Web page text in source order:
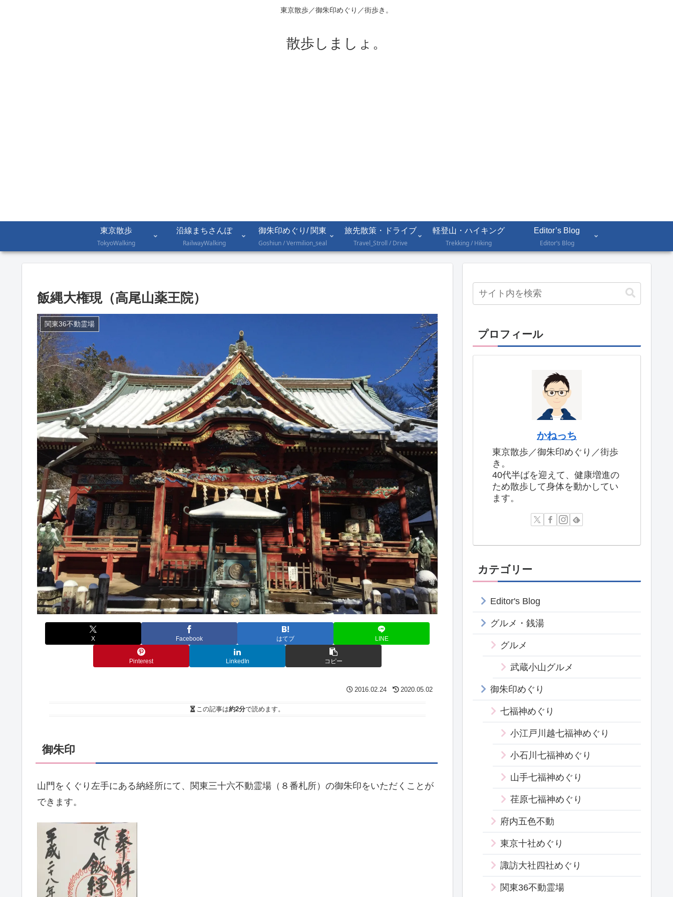
東京散歩／御朱印めぐり／街歩き。
散歩しましょ。
東京散歩
TokyoWalking
沿線まちさんぽ
RailwayWalking
御朱印めぐり/ 関東
Goshiun / Vermilion_seal
旅先散策・ドライブ
Travel_Stroll / Drive
軽登山・ハイキング
Trekking / Hiking
Editor’s Blog
Editor’s Blog
飯縄大権現（高尾山薬王院）
関東36不動霊場
X Facebook はてブ LINE
Pinterest LinkedIn コピー
2016.02.24 2020.05.02
この記事は約2分で読めます。
御朱印
山門をくぐり左手にある納経所にて、関東三十六不動霊場（８番札所）の御朱印をいただくことが
できます。
プロフィール
かねっち
東京散歩／御朱印めぐり／街歩
き。
40代半ばを迎えて、健康増進の
ため散歩して身体を動かしてい
ます。
カテゴリー
Editor's Blog
グルメ・銭湯
グルメ
武蔵小山グルメ
御朱印めぐり
七福神めぐり
小江戸川越七福神めぐり
小石川七福神めぐり
山手七福神めぐり
荏原七福神めぐり
府内五色不動
東京十社めぐり
諏訪大社四社めぐり
関東36不動霊場